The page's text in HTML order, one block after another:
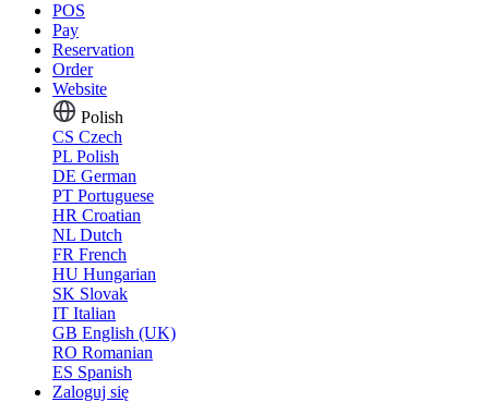
POS
Pay
Reservation
Order
Website
Polish
CS Czech
PL Polish
DE German
PT Portuguese
HR Croatian
NL Dutch
FR French
HU Hungarian
SK Slovak
IT Italian
GB English (UK)
RO Romanian
ES Spanish
Zaloguj się